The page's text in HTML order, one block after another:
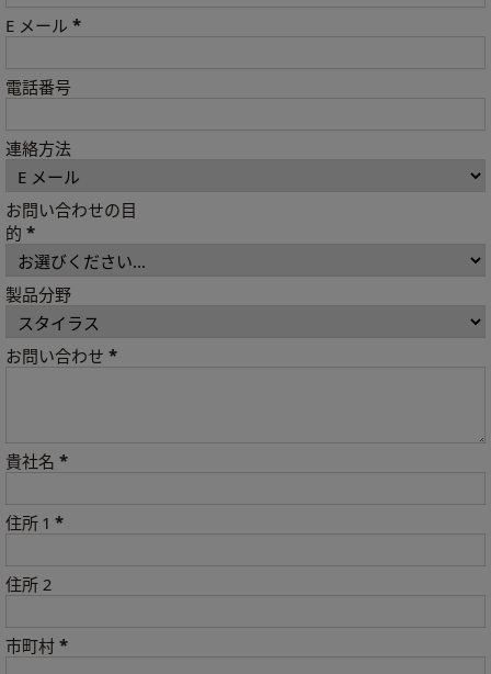
E メール *
電話番号
連絡方法
お問い合わせの目
的 *
製品分野
お問い合わせ *
貴社名 *
住所 1 *
住所 2
市町村 *